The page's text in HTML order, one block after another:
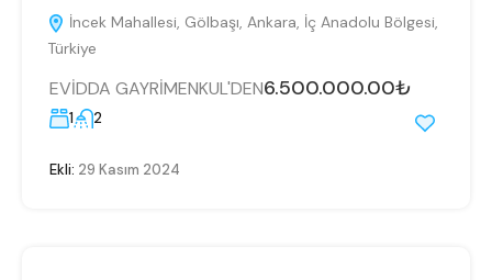
İncek Mahallesi, Gölbaşı, Ankara, İç Anadolu Bölgesi,
Türkiye
EVİDDA GAYRİMENKUL'DEN6.500.000.00₺
1 2
Ekli: 29 Kasım 2024